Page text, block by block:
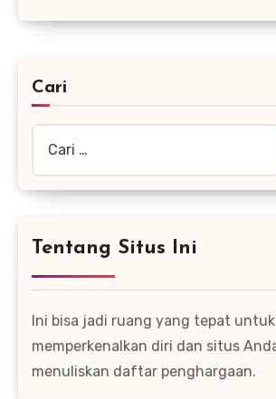
Cari
untuk:
Tentang Situs Ini
Ini bisa jadi ruang yang tepat untuk
memperkenalkan diri dan situs
menuliskan daftar penghargaan.